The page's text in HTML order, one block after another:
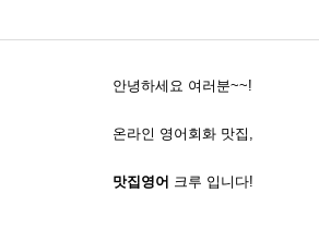
안녕하세요 여러분~~!
온라인 영어회화 맛집,
맛집영어 크루 입니다!